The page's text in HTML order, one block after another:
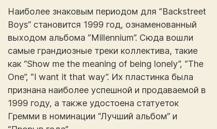
Наиболее знаковым периодом для “Backstreet
Boys” становится 1999 год, ознаменованный
выходом альбома “Millennium”. Сюда вошли
самые грандиозные треки коллектива, такие
как “Show me the meaning of being lonely”, “The
One”, “I want it that way”. Их пластинка была
признана наиболее успешной и продаваемой в
1999 году, а также удостоена статуеток
Гремми в номинации “Лучший альбом” и